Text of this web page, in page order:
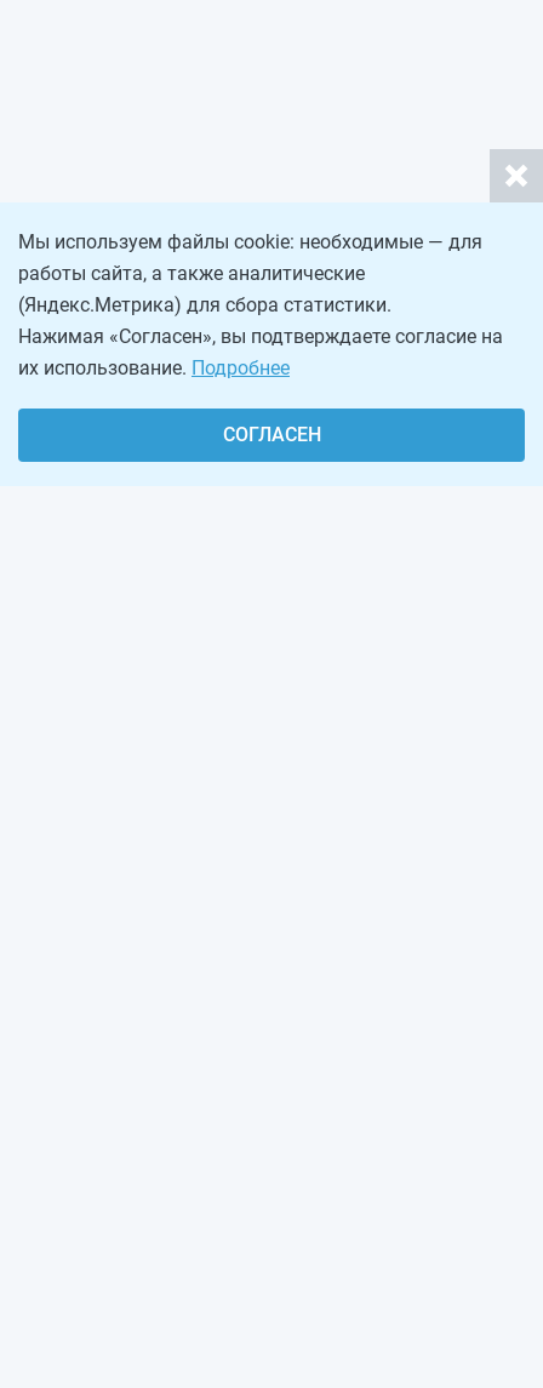
Мы используем файлы cookie: необходимые — для
работы сайта, а также аналитические
(Яндекс.Метрика) для сбора статистики.
Нажимая «Согласен», вы подтверждаете согласие на
их использование. Подробнее
СОГЛАСЕН